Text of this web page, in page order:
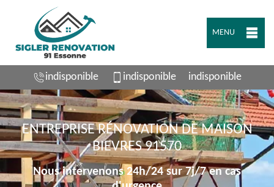
MENU
indisponible indisponible indisponible
ENTREPRISE RÉNOVATION DE MAISON
BIEVRES 91570
Nous intervenons 24h/24 sur 7j/7 en cas